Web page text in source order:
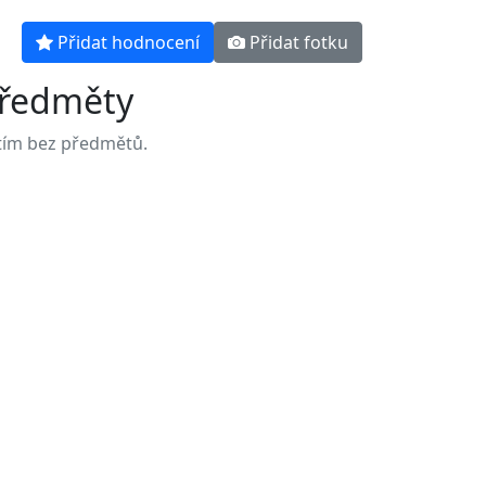
Přidat hodnocení Přidat fotku
bez předmětů.